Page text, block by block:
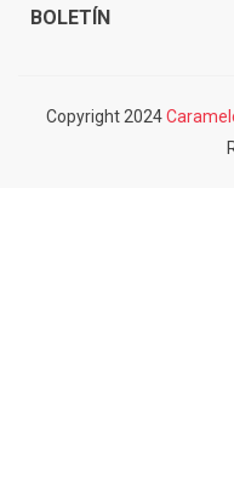
BOLETÍN
Copyright 2024